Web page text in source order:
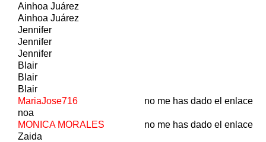
Ainhoa Juárez
Ainhoa Juárez
Jennifer
Jennifer
Jennifer
Blair
Blair
Blair
MariaJose716
no me has dado el enlace
noa
MONICA MORALES
no me has dado el enlace
Zaida